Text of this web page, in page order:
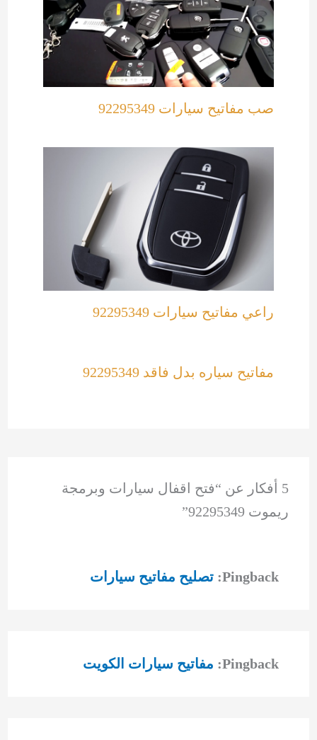
صب مفاتيح سيارات 92295349
راعي مفاتيح سيارات 92295349
مفاتيح سياره بدل فاقد 92295349
5 أفكار عن “فتح اقفال سيارات وبرمجة
ريموت 92295349”
Pingback: تصليح مفاتيح سيارات
Pingback: مفاتيح سيارات الكويت